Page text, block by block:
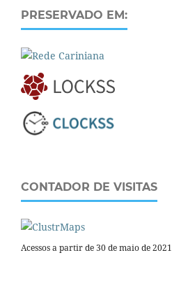
PRESERVADO EM:
CONTADOR DE VISITAS
Acessos a partir de 30 de maio de 2021